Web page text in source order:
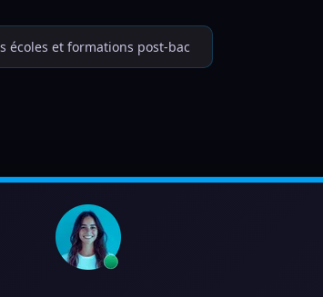
écoles et formations post-bac